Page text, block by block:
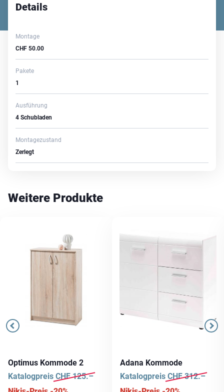
Details
Montage
CHF 50.00
Pakete
1
Ausführung
4 Schubladen
Montagezustand
Zerlegt
Weitere Produkte
Optimus Kommode 2
Katalogpreis CHF125.–
Adana Kommode
Katalogpreis CHF312.–